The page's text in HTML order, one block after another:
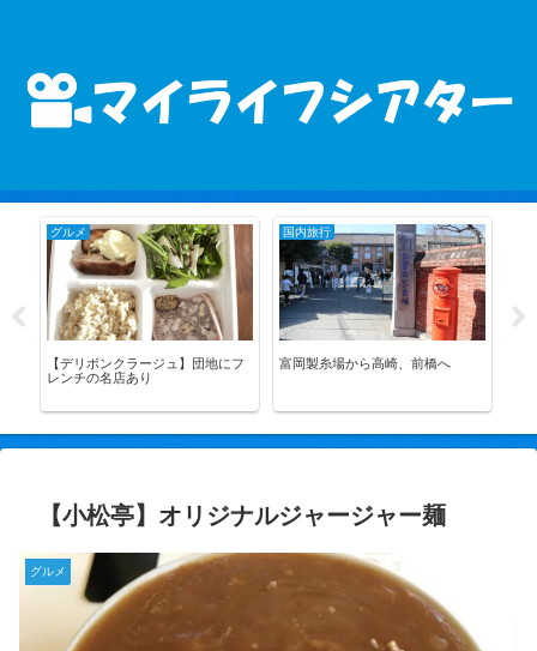
グルメ
【デリボンクラージュ】団地にフ
レンチの名店あり
国内旅行
富岡製糸場から高崎、前橋へ
【小松亭】オリジナルジャージャー麺
グルメ